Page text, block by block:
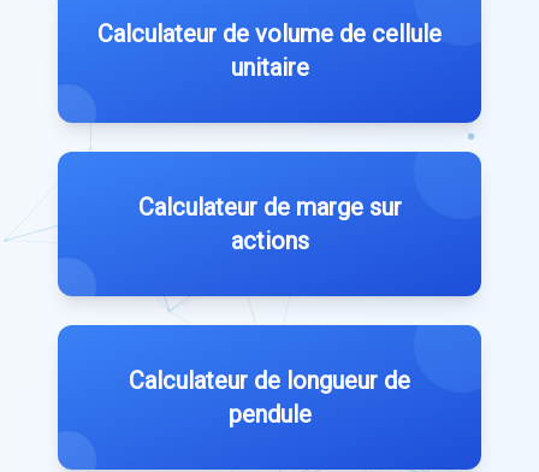
Calculateur de volume de cellule
unitaire
Calculateur de marge sur
actions
Calculateur de longueur de
pendule